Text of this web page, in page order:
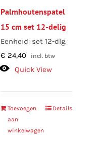
Palmhoutenspatel
15 cm set 12-delig
Eenheid: set 12-dlg.
€ 24,40 incl. btw
Quick View
Toevoegen
aan
winkelwagen
Details